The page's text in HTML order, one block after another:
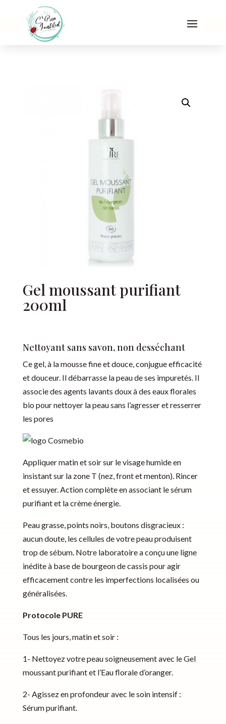
Gel moussant purifiant
200ml
Nettoyant sans savon, non desséchant
Ce gel, à la mousse fine et douce, conjugue efficacité
et douceur. Il débarrasse la peau de ses impuretés. Il
associe des agents lavants doux à des eaux florales
bio pour nettoyer la peau sans l’agresser et resserrer
les pores
Appliquer matin et soir sur le visage humide en
insistant sur la zone T (nez, front et menton). Rincer
et essuyer. Action complète en associant le sérum
purifiant et la crème énergie.
Peau grasse, points noirs, boutons disgracieux :
aucun doute, les cellules de votre peau produisent
trop de sébum. Notre laboratoire a conçu une ligne
inédite à base de bourgeon de cassis pour agir
efficacement contre les imperfections localisées ou
généralisées.
Protocole PURE
Tous les jours, matin et soir :
1- Nettoyez votre peau soigneusement avec le Gel
moussant purifiant et l’Eau florale d’oranger.
2- Agissez en profondeur avec le soin intensif :
Sérum purifiant.